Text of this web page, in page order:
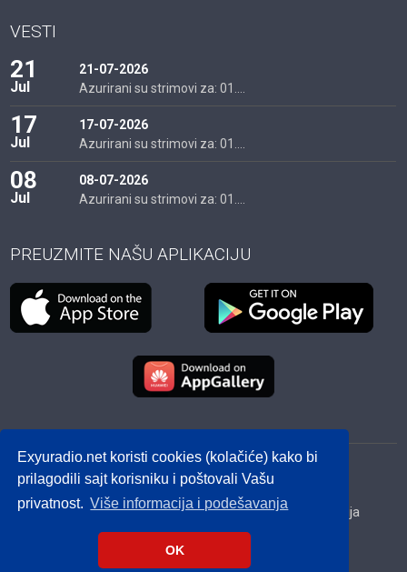
Exyuradio.net koristi cookies (kolačiće) kako bi
prilagodili sajt korisniku i poštovali Vašu
privatnost. Više informacija i podešavanja
OK
VESTI
21
Jul
21-07-2026
Azurirani su strimovi za: 01....
17
Jul
17-07-2026
Azurirani su strimovi za: 01....
08
Jul
08-07-2026
Azurirani su strimovi za: 01....
PREUZMITE NAŠU APLIKACIJU
© 2012 - 2026! exyuradio.net -Politika privatnosti -
created by IMS.RS
Srbija
Hrvatska BiH Crna Gora Makedonija
Slovenija